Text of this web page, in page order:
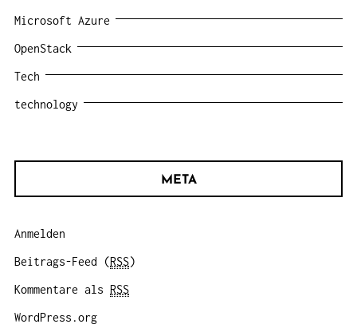
Microsoft Azure
OpenStack
Tech
technology
META
Anmelden
Beitrags-Feed (RSS)
Kommentare als RSS
WordPress.org